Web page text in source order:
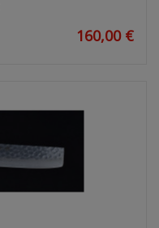
160,00 €